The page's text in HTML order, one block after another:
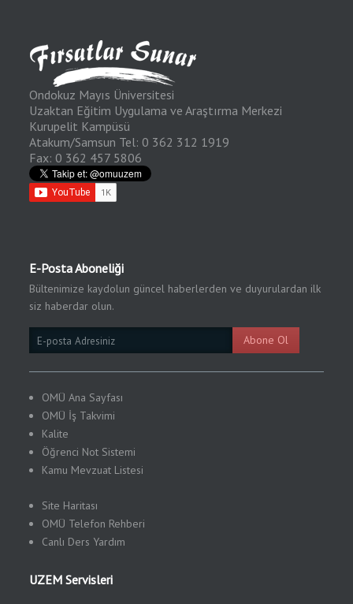
Ondokuz Mayıs Üniversitesi
Uzaktan Eğitim Uygulama ve Araştırma Merkezi
Kurupelit Kampüsü
Atakum/Samsun Tel: 0 362 312 1919
Fax: 0 362 457 5806
E-Posta Aboneliği
Bültenimize kaydolun güncel haberlerden ve duyurulardan ilk
siz haberdar olun.
Email
Subscription Abone Ol
OMÜ Ana Sayfası
OMÜ İş Takvimi
Kalite
Öğrenci Not Sistemi
Kamu Mevzuat Listesi
Site Haritası
OMÜ Telefon Rehberi
Canlı Ders Yardım
UZEM Servisleri